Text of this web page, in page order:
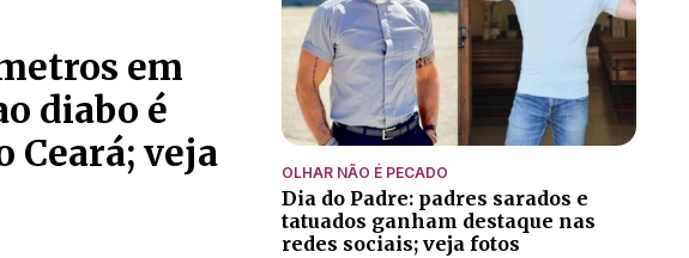
em
diabo é
Ceará; veja
OLHAR NÃO É PECADO
Dia do Padre: padres sarados e
tatuados ganham destaque nas
redes sociais; veja fotos